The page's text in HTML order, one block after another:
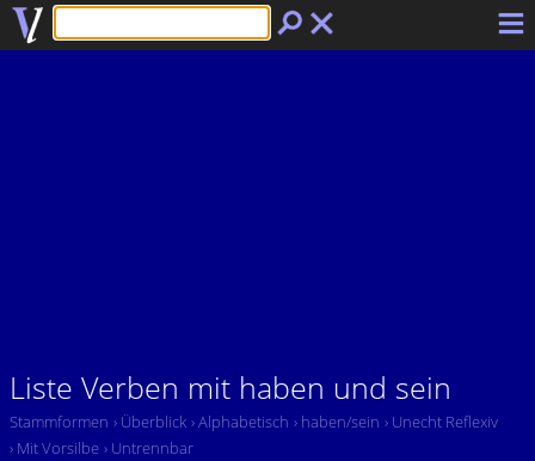
Liste Verben mit haben und sein
Stammformen › Überblick › Alphabetisch › haben/sein › Unecht Reflexiv
› Mit Vorsilbe › Untrennbar